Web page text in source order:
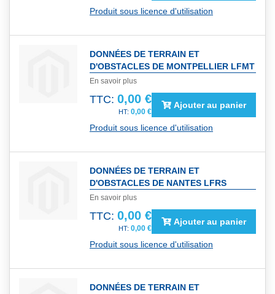
Produit sous licence d'utilisation
DONNÉES DE TERRAIN ET
D'OBSTACLES DE MONTPELLIER LFMT
En savoir plus
TTC: 0,00 €
0,00 €
Ajouter au panier
Produit sous licence d'utilisation
DONNÉES DE TERRAIN ET
D'OBSTACLES DE NANTES LFRS
En savoir plus
TTC: 0,00 €
0,00 €
Ajouter au panier
Produit sous licence d'utilisation
DONNÉES DE TERRAIN ET